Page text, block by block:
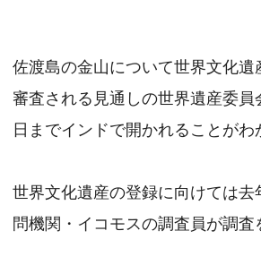
佐渡島の金山について世界文化
審査される見通しの世界遺産委
日までインドで開かれることがわ
世界文化遺産の登録に向けては
問機関・イコモスの調査員が調査